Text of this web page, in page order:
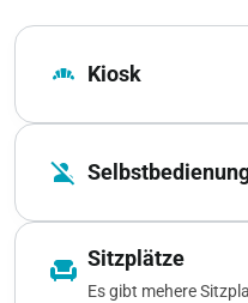
bakery_dining Kiosk
person_off
chair Sitzplätze
Es gibt mehere